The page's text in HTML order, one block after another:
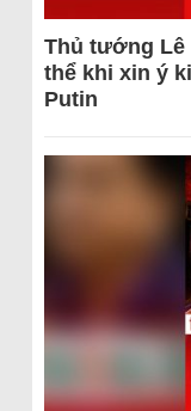
Thủ tướng Lê
thể khi xin ý
Putin